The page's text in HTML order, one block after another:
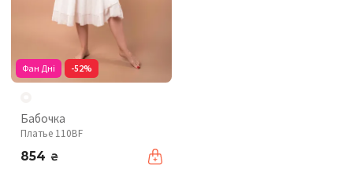
Фан Дні -52%
Бабочка
Платье 110BF
854 ₴